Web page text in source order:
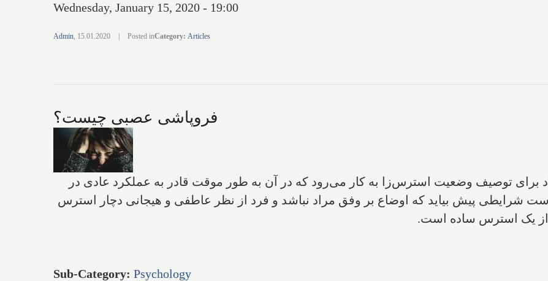
Wednesday, January 15, 2020 - 19:00
Admin, 15.01.2020 Posted inCategory: Articles
فروپاشی عصبی چیست؟
توصیف وضعیت استرس‌زا به کار می‌رود که در آن به طور موقت قادر به عملکرد عادی در
شرایطی پیش بیاید که اوضاع بر وفق مراد نباشد و فرد از نظر عاطفی و هیجانی دچار استرس
یک استرس ساده است.
Sub-Category: Psychology